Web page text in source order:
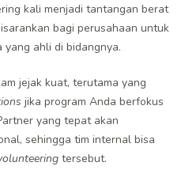
kali menjadi tantangan berat
bagi perusahaan untuk
ahli di bidangnya.
jejak kuat, terutama yang
jika program Anda berfokus
yang tepat akan
sehingga tim internal bisa
tersebut.